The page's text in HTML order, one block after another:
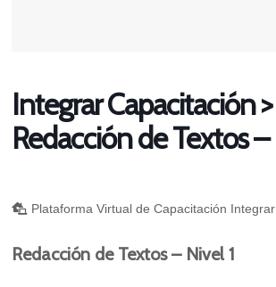
Integrar Capacitación >
Redacción de Textos –
Plataforma Virtual de Capacitación Integrar
Redacción de Textos – Nivel 1